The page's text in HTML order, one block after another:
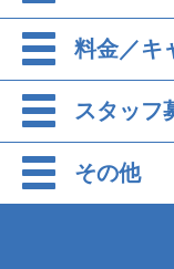
料金／キ
スタッフ
その他